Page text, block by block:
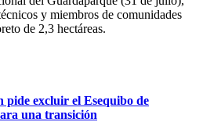
y miembros de comunidades
de 2,3 hectáreas.
excluir el Esequibo de
una transición